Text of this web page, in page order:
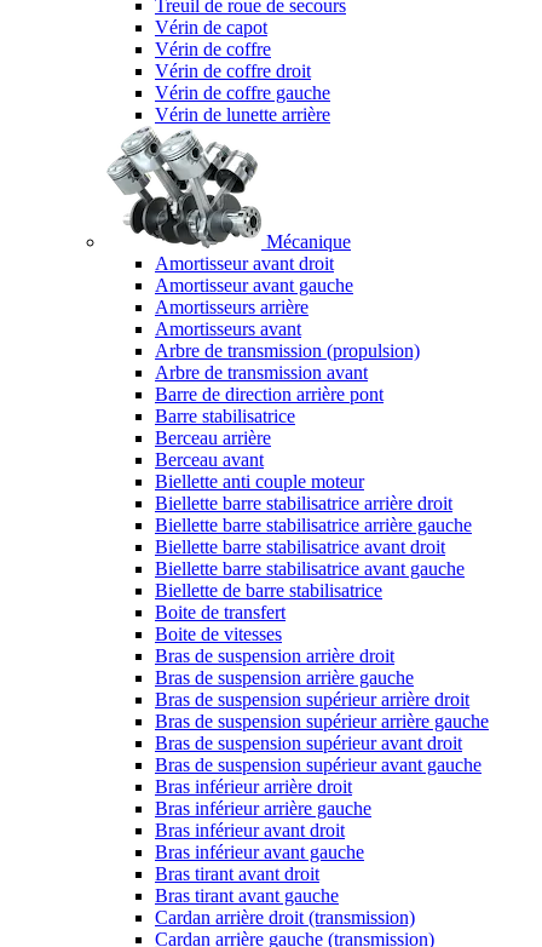
Treuil de roue de secours
Vérin de capot
Vérin de coffre
Vérin de coffre droit
Vérin de coffre gauche
Vérin de lunette arrière
Mécanique
Amortisseur avant droit
Amortisseur avant gauche
Amortisseurs arrière
Amortisseurs avant
Arbre de transmission (propulsion)
Arbre de transmission avant
Barre de direction arrière pont
Barre stabilisatrice
Berceau arrière
Berceau avant
Biellette anti couple moteur
Biellette barre stabilisatrice arrière droit
Biellette barre stabilisatrice arrière gauche
Biellette barre stabilisatrice avant droit
Biellette barre stabilisatrice avant gauche
Biellette de barre stabilisatrice
Boite de transfert
Boite de vitesses
Bras de suspension arrière droit
Bras de suspension arrière gauche
Bras de suspension supérieur arrière droit
Bras de suspension supérieur arrière gauche
Bras de suspension supérieur avant droit
Bras de suspension supérieur avant gauche
Bras inférieur arrière droit
Bras inférieur arrière gauche
Bras inférieur avant droit
Bras inférieur avant gauche
Bras tirant avant droit
Bras tirant avant gauche
Cardan arrière droit (transmission)
Cardan arrière gauche (transmission)